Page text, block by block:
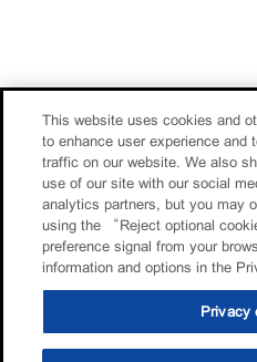
This website uses cookies and
to enhance user experience and
traffic on our website. We also
use of our site with our social
analytics partners, but you may
using the “Reject optional
preference signal from your
information and options in the
Privacy